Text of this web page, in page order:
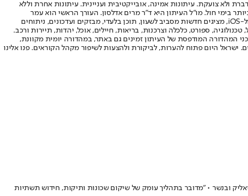
ולא צועקת. עיתונות אמינה, אובייקטיבית ועניינית. עיתונות אחרת וללא
בעל שיעור החשיפה הגבוה ביותר בימי חול. מו"ל העיתון היא ד"ר מרים אדלסון. העורך הראשי הוא עמר
לחמנוביץ, והעורך המייסד הוא עמוס רגב. אתרי האינטרנט של "ישראל היום" בעברית ובאנגלית, כמו כן היישומונים (אפליקציות) לאנדרואיד ול-iOS, מציגים חדשות מסביב לשעון, תוכן בלעדי, מבזקים ועדכונים, ניתוחים
ספורט, כלכלה וצרכנות, בריאות, חיילים, אוכל, יהדות, תיירות ורכב.
המהדורה המודפסת של העיתון זמינים גם באתר, במהדורה יומית מקוונת,
ישראל היום פתוח להערות, לביקורת ולהצעות לשיפור מקהל הקוראים. פנו אלינו
כ־4,000 יחידות דיור בקריית חיים, בחיפה, בקריית ביאליק ובנשר • "מדובר בתהליך עומק של שיקום שכונות ותיקות, חידוש תשתיות